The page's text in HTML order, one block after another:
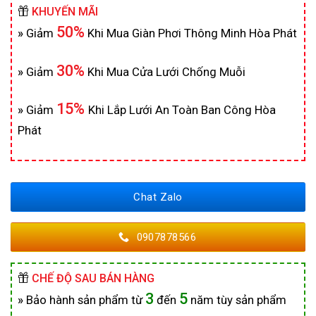
KHUYẾN MÃI
» Giảm 50% Khi Mua Giàn Phơi Thông Minh Hòa Phát
» Giảm 30% Khi Mua Cửa Lưới Chống Muỗi
» Giảm 15% Khi Lắp Lưới An Toàn Ban Công Hòa
Phát
Chat Zalo
0907878566
CHẾ ĐỘ SAU BÁN HÀNG
» Bảo hành sản phẩm từ 3 đến 5 năm tùy sản phẩm